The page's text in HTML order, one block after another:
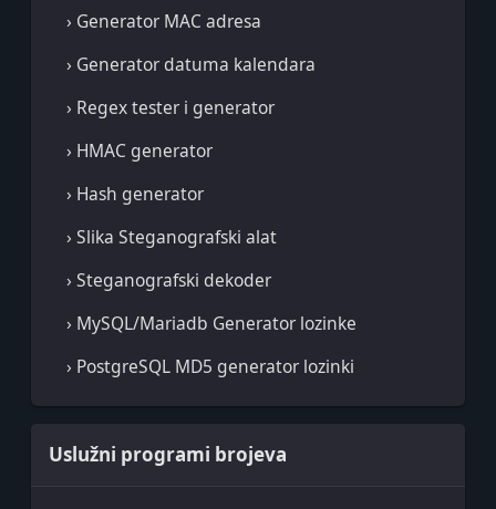
› Generator MAC adresa
› Generator datuma kalendara
› Regex tester i generator
› HMAC generator
› Hash generator
› Slika Steganografski alat
› Steganografski dekoder
› MySQL/Mariadb Generator lozinke
› PostgreSQL MD5 generator lozinki
Uslužni programi brojeva